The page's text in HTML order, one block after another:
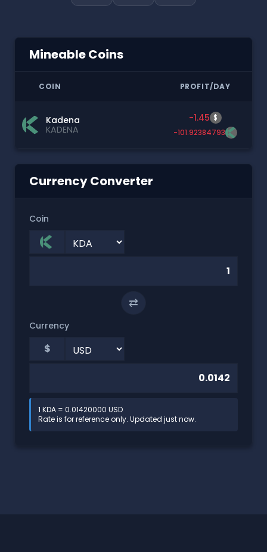
Mineable Coins
COIN PROFIT/DAY
Kadena
KADENA
-1.45 $
-101.92384793
Currency Converter
Coin
⇄
Currency
$
1 KDA = 0.01420000 USD
Rate is for reference only. Updated just now.